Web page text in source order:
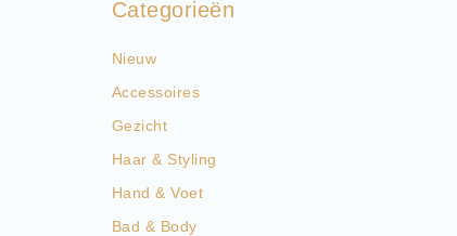
Categorieën
Nieuw
Accessoires
Gezicht
Haar & Styling
Hand & Voet
Bad & Body